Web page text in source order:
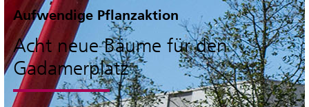
Aufwendige Pflanzaktion
Acht neue Bäume für den
Gadamerplatz